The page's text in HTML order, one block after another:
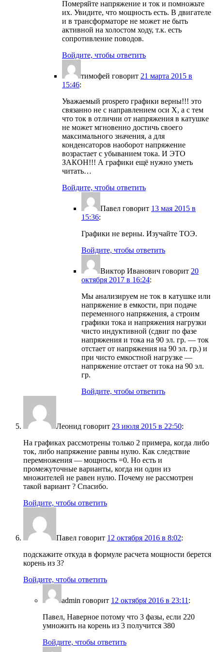
Померяйте напряжение и ток и помножьте
их. Увидите, что мощность есть. В двигателе
и в трансформаторе не может не быть
активной на холостом ходу, т.к. есть
сопротивление поводов.
Войдите, чтобы ответить
тимофей говорит 21 марта 2015 в
15:46:
Уважаемый prospero графики верны!!! это
связанно не с направлением оси Х, а с тем
что ток в отличии от напряжения в катушке
не может мгновенно достичь своего
максимального значения, а для
конденсаторов наоборот напряжение
возрастает с убыванием тока. И ЭТО
ЗАКОН!!! А графики ещё нужно уметь
читать…
Войдите, чтобы ответить
Павел говорит 13 мая 2015 в
15:36:
Графики не верны. Изучайте ТОЭ.
Войдите, чтобы ответить
Виктор Иванович говорит 20
октября 2017 в 16:24:
Мы анализируем не ток в катушке или
напряжение в емкости, при подаче
переменного напряжения, а строим
графики тока и напряжения нагрузки
чисто индуктивной (сдвиг по фазе
напряжения и тока на 90 эл. гр. — ток
отстает от напряжения на 90 эл. гр.) и
при чисто емкостной нагрузке —
напряжение отстает от тока на 90 эл.
гр.
Войдите, чтобы ответить
Леонид говорит 23 июля 2015 в 22:50:
На графиках рассмотрены только 2 примера, когда либо
ток, либо напряжение равны нулю. Как следствие
перемножения — мощность =0. Но есть и
промежуточные варианты, когда ни один из
множителей не равен нулю. Почему не рассмотрен
такой вариант ? Спасибо.
Войдите, чтобы ответить
Павел говорит 12 октября 2016 в 8:02:
подскажите откуда в формуле расчета мощности берется
корень из 3?
Войдите, чтобы ответить
admin говорит 12 октября 2016 в 23:11 :
Павел, Наверное потому что 3 фазы, если 220
умножить на корень из 3 получится 380
Войдите, чтобы ответить